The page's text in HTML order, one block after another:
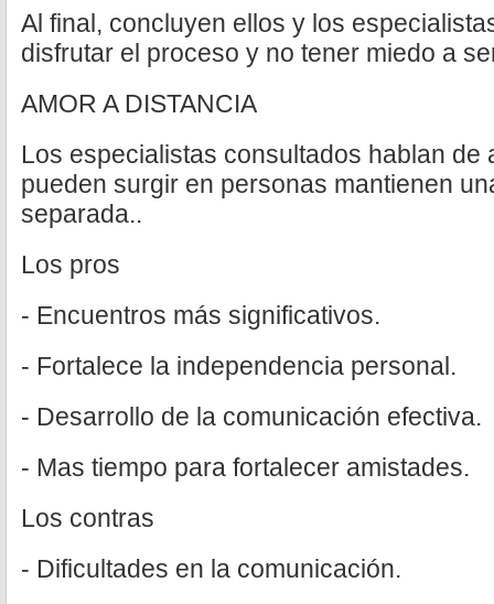
Al final, concluyen ellos y los
disfrutar el proceso y no tener miedo a
AMOR A DISTANCIA
Los especialistas consultados hablan de
pueden surgir en personas mantienen
separada..
Los pros
- Encuentros más significativos.
- Fortalece la independencia personal.
- Desarrollo de la comunicación efectiva.
- Mas tiempo para fortalecer amistades.
Los contras
- Dificultades en la comunicación.